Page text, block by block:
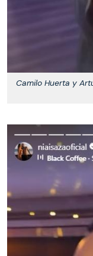
Camilo Huerta y